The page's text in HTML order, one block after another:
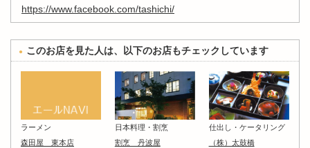
https://www.facebook.com/tashichi/
このお店を見た人は、以下のお店もチェックしています
ラーメン
森田屋 東本店
日本料理・割烹
割烹 丹波屋
仕出し・ケータリング
（株）太鼓橋